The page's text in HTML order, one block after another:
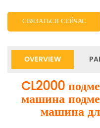
СВЯЗАТЬСЯ СЕЙЧАС
OVERVIEW
CL2000
машина
машина